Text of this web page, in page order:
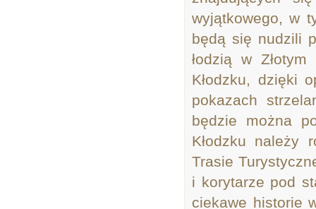
wyjątkowego, w
będą się nudzili
łodzią w
Kłodzku, dzięki
pokazach
będzie można
Kłodzku należy
Trasie
i korytarze pod
ciekawe historie